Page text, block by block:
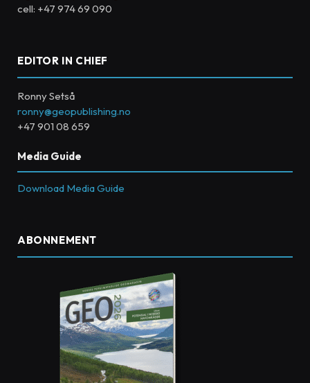
cell: +47 974 69 090
EDITOR IN CHIEF
Ronny Setså
ronny@geopublishing.no
+47 901 08 659
Media Guide
Download Media Guide
ABONNEMENT